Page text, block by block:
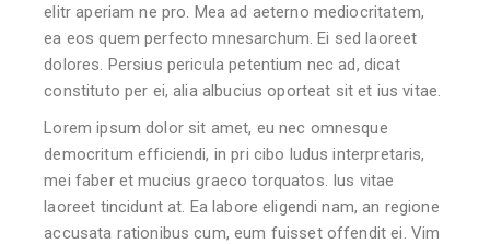
elitr aperiam ne pro. Mea ad aeterno mediocritatem,
ea eos quem perfecto mnesarchum. Ei sed laoreet
dolores. Persius pericula petentium nec ad, dicat
constituto per ei, alia albucius oporteat sit et ius vitae.
Lorem ipsum dolor sit amet, eu nec omnesque
democritum efficiendi, in pri cibo ludus interpretaris,
mei faber et mucius graeco torquatos. Ius vitae
laoreet tincidunt at. Ea labore eligendi nam, an regione
accusata rationibus cum, eum fuisset offendit ei. Vim